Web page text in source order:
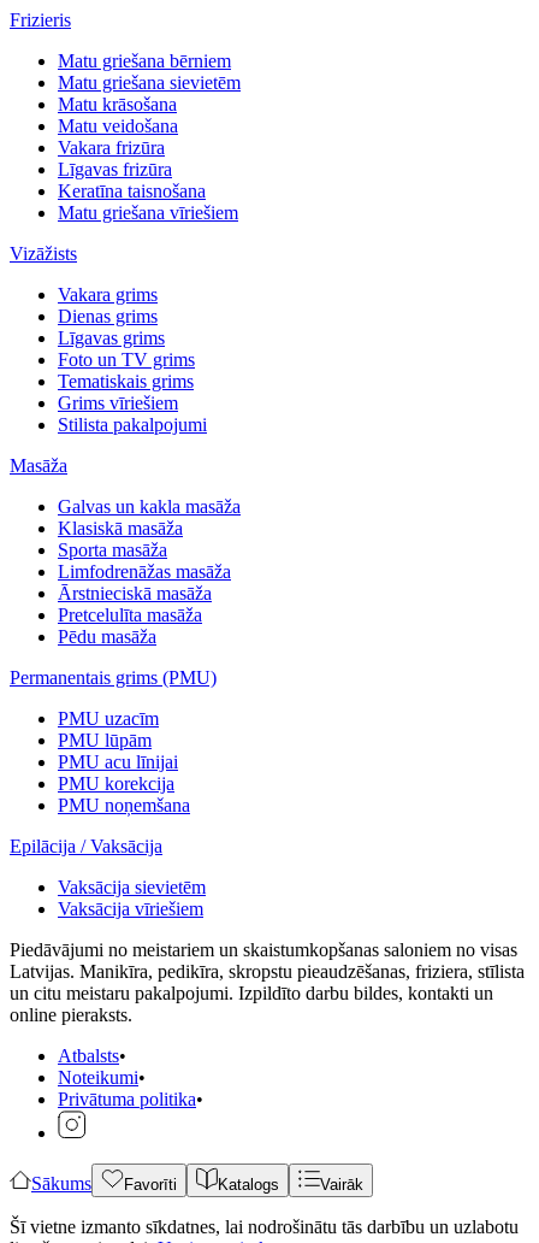
Frizieris
Matu griešana bērniem
Matu griešana sievietēm
Matu krāsošana
Matu veidošana
Vakara frizūra
Līgavas frizūra
Keratīna taisnošana
Matu griešana vīriešiem
Vizāžists
Vakara grims
Dienas grims
Līgavas grims
Foto un TV grims
Tematiskais grims
Grims vīriešiem
Stilista pakalpojumi
Masāža
Galvas un kakla masāža
Klasiskā masāža
Sporta masāža
Limfodrenāžas masāža
Ārstnieciskā masāža
Pretcelulīta masāža
Pēdu masāža
Permanentais grims (PMU)
PMU uzacīm
PMU lūpām
PMU acu līnijai
PMU korekcija
PMU noņemšana
Epilācija / Vaksācija
Vaksācija sievietēm
Vaksācija vīriešiem
Piedāvājumi no meistariem un skaistumkopšanas saloniem no visas
Latvijas. Manikīra, pedikīra, skropstu pieaudzēšanas, friziera, stīlista
un citu meistaru pakalpojumi. Izpildīto darbu bildes, kontakti un
online pieraksts.
Atbalsts•
Noteikumi•
Privātuma politika•
Sākums Favorīti Katalogs Vairāk
Šī vietne izmanto sīkdatnes, lai nodrošinātu tās darbību un uzlabotu